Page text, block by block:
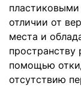
отличии от
места и
помощью
отсутствию